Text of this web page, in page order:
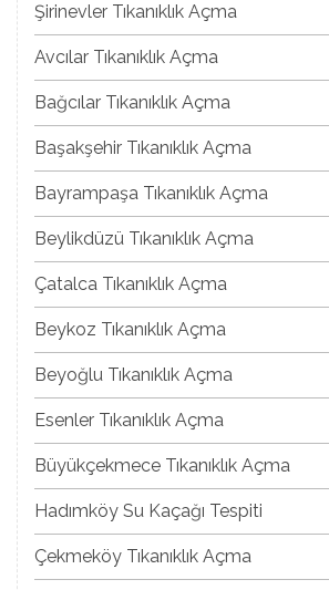
Şirinevler Tıkanıklık Açma
Avcılar Tıkanıklık Açma
Bağcılar Tıkanıklık Açma
Başakşehir Tıkanıklık Açma
Bayrampaşa Tıkanıklık Açma
Beylikdüzü Tıkanıklık Açma
Çatalca Tıkanıklık Açma
Beykoz Tıkanıklık Açma
Beyoğlu Tıkanıklık Açma
Esenler Tıkanıklık Açma
Büyükçekmece Tıkanıklık Açma
Hadımköy Su Kaçağı Tespiti
Çekmeköy Tıkanıklık Açma